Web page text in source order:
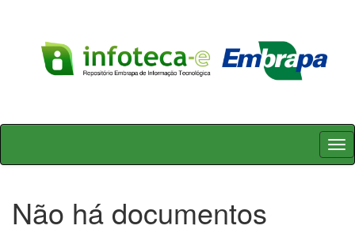
Skip
Não há documentos